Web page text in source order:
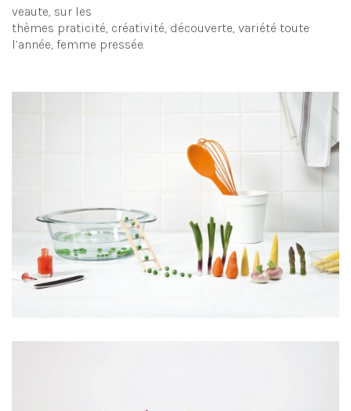
veaute, sur les
thèmes praticité, créativité, découverte, variété toute
l’année, femme pressée.